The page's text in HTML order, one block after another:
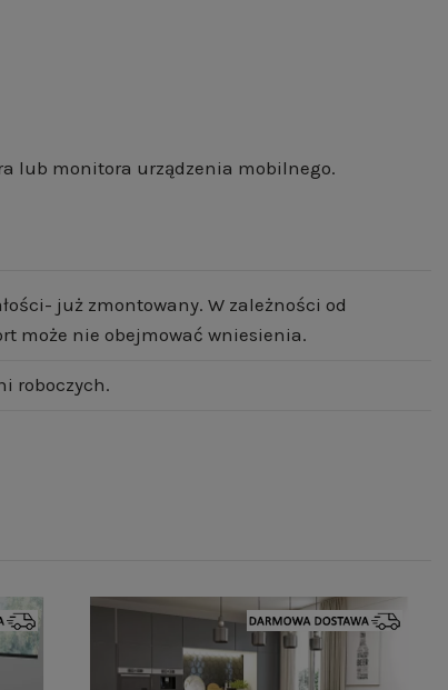
lub monitora urządzenia mobilnego.
już zmontowany. W zależności od
może nie obejmować wniesienia.
roboczych.